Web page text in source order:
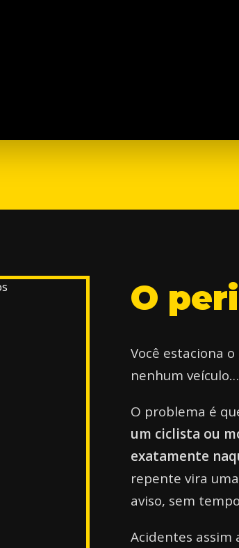
O
Você estaciona
nenhum
O problema é
um ciclista ou
exatamente
repente vira
aviso, sem
Acidentes assim